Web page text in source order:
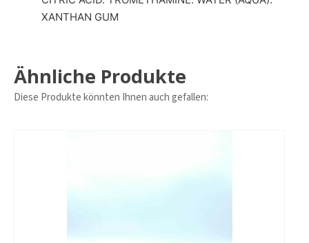
XANTHAN GUM
Ähnliche Produkte
Diese Produkte könnten Ihnen auch gefallen: